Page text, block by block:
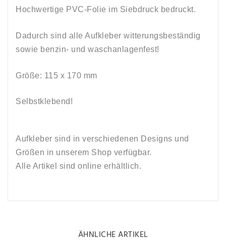
Hochwertige PVC-Folie im Siebdruck bedruckt.
Dadurch sind alle Aufkleber witterungsbeständig
sowie benzin- und waschanlagenfest!
Größe: 115 x 170 mm
Selbstklebend !
Aufkleber sind in verschiedenen Designs und
Größen in unserem Shop verfügbar.
Alle Artikel sind online erhältlich.
ÄHNLICHE ARTIKEL